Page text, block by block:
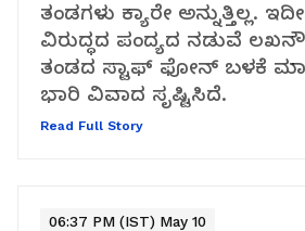
ತಂಡಗಳು ಕ್ಯಾರೇ ಅನ್ನುತ್ತಿಲ್ಲ.
ವಿರುದ್ಧದ ಪಂದ್ಯದ ನಡುವೆ
ತಂಡದ ಸ್ಟಾಫ್ ಫೋನ್ ಬಳಕೆ
ಭಾರಿ ವಿವಾದ ಸೃಷ್ಟಿಸಿದೆ.
Read Full Story
06:37 PM (IST) May 10